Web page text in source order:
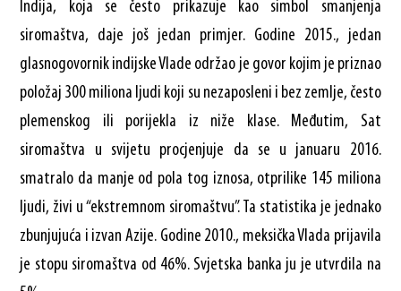
Indija, koja se često prikazuje kao simbol smanjenja
siromaštva, daje još jedan primjer. Godine 2015., jedan
glasnogovornik indijske Vlade održao je govor kojim je priznao
položaj 300 miliona ljudi koji su nezaposleni i bez zemlje, često
plemenskog ili porijekla iz niže klase. Međutim, Sat
siromaštva u svijetu procjenjuje da se u januaru 2016.
smatralo da manje od pola tog iznosa, otprilike 145 miliona
ljudi, živi u “ekstremnom siromaštvu”. Ta statistika je jednako
zbunjujuća i izvan Azije. Godine 2010., meksička Vlada prijavila
je stopu siromaštva od 46%. Svjetska banka ju je utvrdila na